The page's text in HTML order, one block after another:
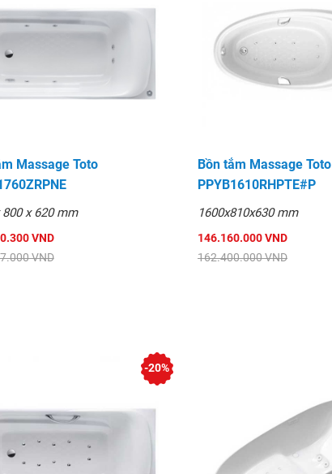
trong việc cải thiện sức
giúp tuần hoàn máu,
phục hồi sinh lực, cải
đáng để bạn lựa
Massage Toto
800 x 620 mm
VND
VND
Bồn tắm Massage Toto
PPYB1610RHPTE#P
1600x810x630 mm
146.160.000 VND
162.400.000 VND
-20%